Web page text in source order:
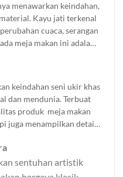
yang kaya dan
ini sering digunakan
tradisional atau
menawarkan keindahan,
Kayu jati terkenal
cuaca, serangan
meja makan ini adalah
tahun. Temukan
mewah hanya di Brokoku
keindahan seni ukir khas
dan mendunia. Terbuat
produk meja makan
juga menampilkan detail
produk ini:
sentuhan artistik